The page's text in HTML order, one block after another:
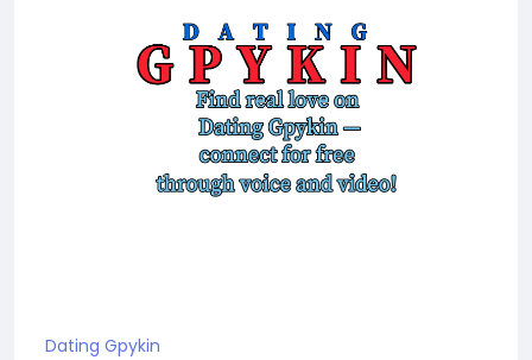
Dating Gpykin